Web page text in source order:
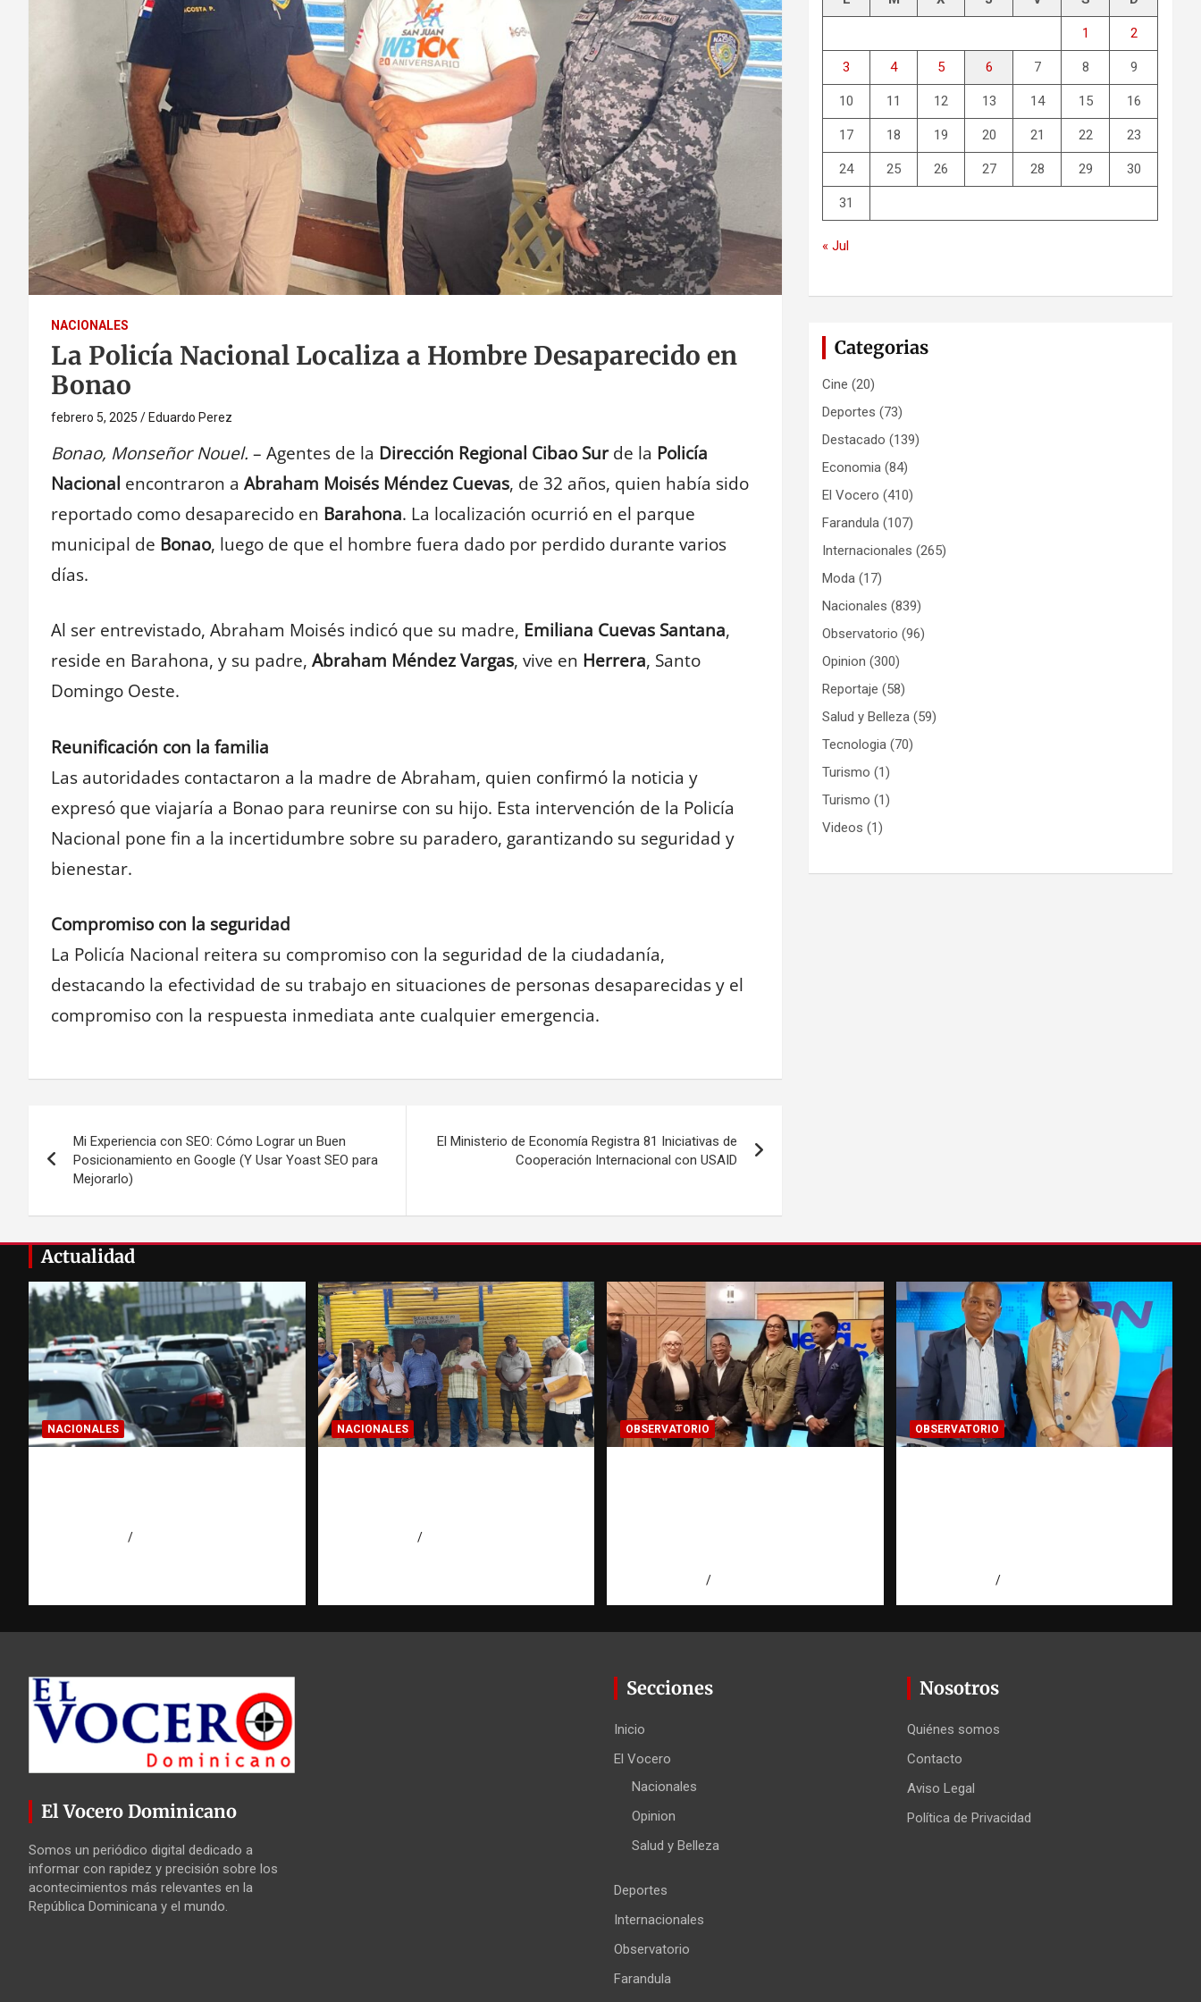
NACIONALES
La Policía Nacional Localiza a Hombre Desaparecido en
Bonao
febrero 5, 2025 Eduardo Perez
Bonao, Monseñor Nouel. – Agentes de la Dirección Regional Cibao Surde la Policía
Nacional encontraron a Abraham Moisés Méndez Cuevas, de 32 años, quien había sido
reportado como desaparecido en Barahona. La localización ocurrió en el parque
municipal de Bonao, luego de que el hombre fuera dado por perdido durante varios
días.
Al ser entrevistado, Abraham Moisés indicó que su madre, Emiliana Cuevas Santana,
reside en Barahona, y su padre, Abraham Méndez Vargas, vive en Herrera, Santo
Domingo Oeste.
Reunificación con la familia
Las autoridades contactaron a la madre de Abraham, quien confirmó la noticia y
expresó que viajaría a Bonao para reunirse con su hijo. Esta intervención de la Policía
Nacional pone fin a la incertidumbre sobre su paradero, garantizando su seguridad y
bienestar.
Compromiso con la seguridad
La Policía Nacional reitera su compromiso con la seguridad de la ciudadanía,
destacando la efectividad de su trabajo en situaciones de personas desaparecidas y el
compromiso con la respuesta inmediata ante cualquier emergencia.
de
entradas
Mi Experiencia con SEO: Cómo Lograr un Buen
Posicionamiento en Google (Y Usar Yoast SEO para
Mejorarlo)
El Ministerio de Economía Registra 81 Iniciativas de
Cooperación Internacional con USAID
1 2
3 4 5 6 7 8 9
10 11 12 13 14 15 16
17 18 19 20 21 22 23
24 25 26 27 28 29 30
31
« Jul
Categorias
Cine (20)
Deportes (73)
Destacado (139)
Economia (84)
El Vocero (410)
Farandula (107)
Internacionales (265)
Moda (17)
Nacionales (839)
Observatorio (96)
Opinion (300)
Reportaje (58)
Salud y Belleza (59)
Tecnologia (70)
Turismo (1)
Turismo (1)
Videos (1)
Actualidad
NACIONALES NACIONALES OBSERVATORIO OBSERVATORIO
El Vocero Dominicano
Somos un periódico digital dedicado a
informar con rapidez y precisión sobre los
acontecimientos más relevantes en la
República Dominicana y el mundo.
Secciones
Inicio
El Vocero
Nacionales
Opinion
Salud y Belleza
Deportes
Internacionales
Observatorio
Farandula
Nosotros
Quiénes somos
Contacto
Aviso Legal
Política de Privacidad